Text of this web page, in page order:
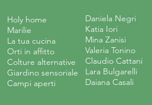
Holy home
Marilie
La tua cucina
Orti in affitto
Colture alternative
Giardino sensoriale
Campi aperti
Daniela Negri
Katia Iori
Mina Zanisi
Valeria Tonino
Claudio Cattani
Lara Bulgarelli
Daiana Casali